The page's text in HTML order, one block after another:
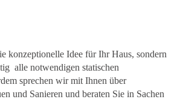
konzeptionelle Idee für Ihr Haus, sondern
alle notwendigen statischen
sprechen wir mit Ihnen über
und Sanieren und beraten Sie in Sachen